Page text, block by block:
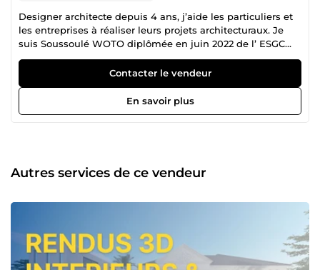
Designer architecte depuis 4 ans, j’aide les particuliers et
les entreprises à réaliser leurs projets architecturaux. Je
suis Soussoulé WOTO diplômée en juin 2022 de l’ ESGC
VERECHAGUINE A.K., une école de référence en BTP au
Bénin. Mon parcours au sein de cette école et mes
expériences professionnelles m’ont permis de développer
des compétences en architecture et en génie civil. J’ai
donc mis ces compétences au service de plus d’une
fonctionnalité des plans, le design intérieur et extérieur, la
compilation de dossier de permis et de déclaration
bientôt ! Soussoulé WOTO !
Contacter le vendeur
En savoir plus
Autres services de ce vendeur